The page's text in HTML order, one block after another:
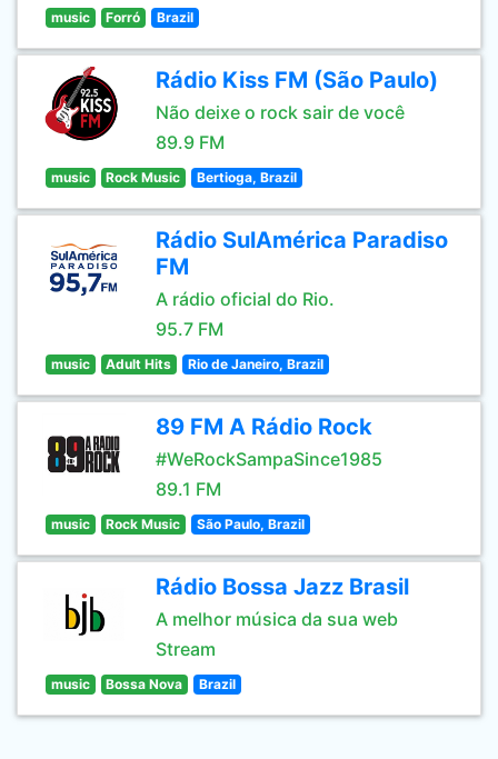
music Forró Brazil
Rádio Kiss FM (São Paulo)
Não deixe o rock sair de você
89.9 FM
music Rock Music Bertioga, Brazil
Rádio SulAmérica Paradiso
FM
A rádio oficial do Rio.
95.7 FM
music Adult Hits Rio de Janeiro, Brazil
89 FM A Rádio Rock
#WeRockSampaSince1985
89.1 FM
music Rock Music São Paulo, Brazil
Rádio Bossa Jazz Brasil
A melhor música da sua web
Stream
music Bossa Nova Brazil